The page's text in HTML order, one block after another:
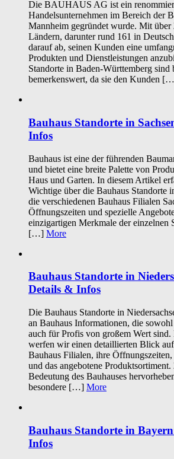
Die BAUHAUS AG ist ein
Handelsunternehmen im Bereich der
Mannheim gegründet wurde. Mit über
Ländern, darunter rund 161 in
darauf ab, seinen Kunden eine
Produkten und Dienstleistungen
Standorte in Baden-Württemberg sind
bemerkenswert, da sie den Kunden
Bauhaus Standorte in
Infos
Bauhaus ist eine der führenden
und bietet eine breite Palette von
Haus und Garten. In diesem Artikel
Wichtige über die Bauhaus Standorte
die verschiedenen Bauhaus Filialen
Öffnungszeiten und spezielle
einzigartigen Merkmale der einzelnen
[…] More
Bauhaus Standorte in
Details & Infos
Die Bauhaus Standorte in
an Bauhaus Informationen, die
auch für Profis von großem Wert
werfen wir einen detaillierten Blick
Bauhaus Filialen, ihre
und das angebotene
Bedeutung des Bauhauses
besondere […] More
Bauhaus Standorte in
Infos